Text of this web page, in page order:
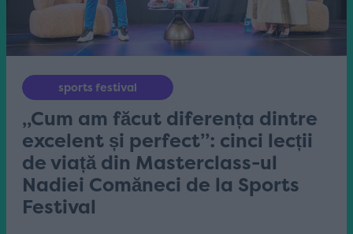
sports festival
„Cum am făcut diferența dintre
excelent și perfect”: cinci lecții
de viață din Masterclass-ul
Nadiei Comăneci de la Sports
Festival